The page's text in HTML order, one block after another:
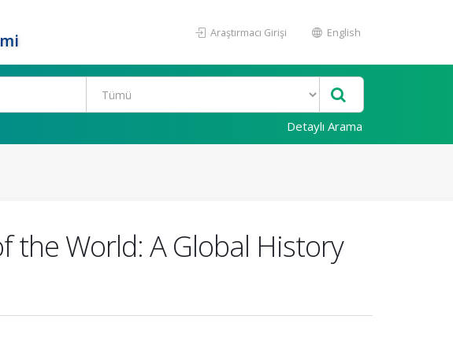
Araştırmacı Girişi English
Detaylı Arama
the World: A Global History